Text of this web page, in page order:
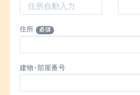
住所 必須
建物･部屋番号